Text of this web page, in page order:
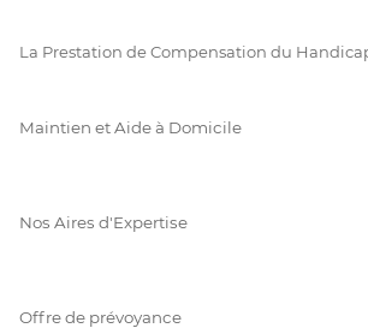
La Prestation de Compensation du
Maintien et Aide à Domicile
Nos Aires d'Expertise
Offre de prévoyance